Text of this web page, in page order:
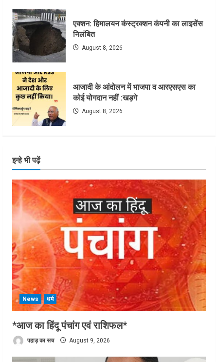
एक्शन: हिमालयन कंस्ट्रक्शन कंपनी का लाइसेंस
निलंबित
August 8, 2026
आजादी के आंदोलन में भाजपा व आरएसएस का
कोई योगदान नहीं :खड़गे
August 8, 2026
इन्हे भी पढ़ें
News धर्म
*आज का हिंदू पंचांग एवं राशिफल*
पहाड़ का सच August 9, 2026